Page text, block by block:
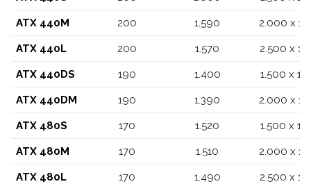
ATX 440M 200 1.590 2.000 x
ATX 440L 200 1.570 2.500 x
ATX 440DS 190 1.400 1.500 x
ATX 440DM 190 1.390 2.000 x
ATX 480S 170 1.520 1.500 x
ATX 480M 170 1.510 2.000 x
ATX 480L 170 1.490 2.500 x